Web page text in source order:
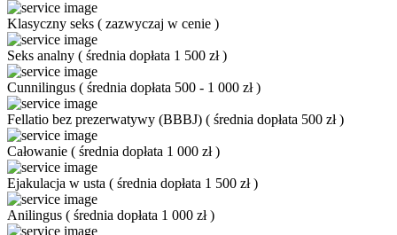
Klasyczny seks ( zazwyczaj w cenie )
Seks analny ( średnia dopłata 1 500 zł)
Cunnilingus ( średnia dopłata 500 - 1 000 zł)
Fellatio bez prezerwatywy (BBBJ) ( średnia dopłata 500 zł)
Całowanie ( średnia dopłata 1 000 zł)
Ejakulacja w usta ( średnia dopłata 1 500 zł)
Anilingus ( średnia dopłata 1 000 zł)